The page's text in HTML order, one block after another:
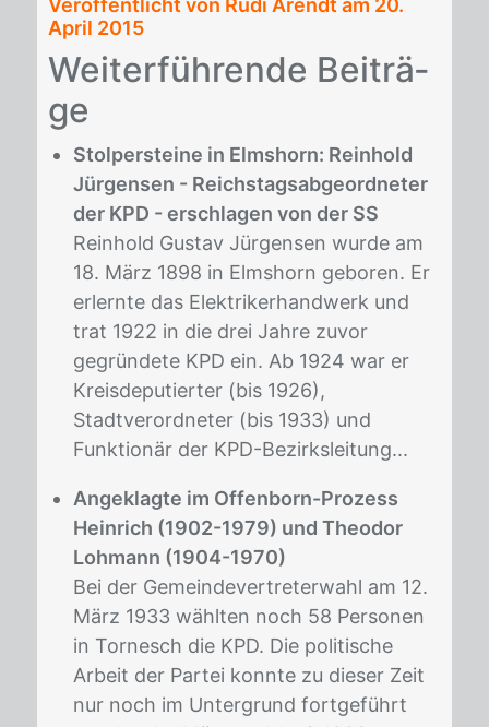
April 2015
Wei­ter­füh­ren­de Bei­trä­
ge
Stolpersteine in Elmshorn: Reinhold
Jürgensen - Reichstagsabgeordneter
der KPD - erschlagen von der SS
Reinhold Gustav Jürgensen wurde am
18. März 1898 in Elmshorn geboren. Er
erlernte das Elektrikerhandwerk und
trat 1922 in die drei Jahre zuvor
gegründete KPD ein. Ab 1924 war er
Kreisdeputierter (bis 1926),
Stadtverordneter (bis 1933) und
Funktionär der KPD-Bezirksleitung...
Angeklagte im Offenborn-Prozess
Heinrich (1902-1979) und Theodor
Lohmann (1904-1970)
Bei der Gemeindevertreterwahl am 12.
März 1933 wählten noch 58 Personen
in Tornesch die KPD. Die politische
Arbeit der Partei konnte zu dieser Zeit
nur noch im Untergrund fortgeführt